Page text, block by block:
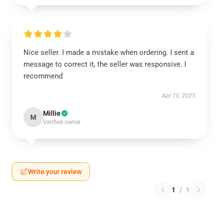
Nice seller. I made a mistake when ordering. I sent a
message to correct it, the seller was responsive. I
recommend
Apr 10, 2025
M Millie
Verified owner
Write your review
1 / 1